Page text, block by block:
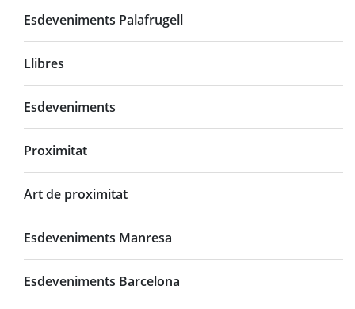
Esdeveniments Palafrugell
Llibres
Esdeveniments
Proximitat
Art de proximitat
Esdeveniments Manresa
Esdeveniments Barcelona